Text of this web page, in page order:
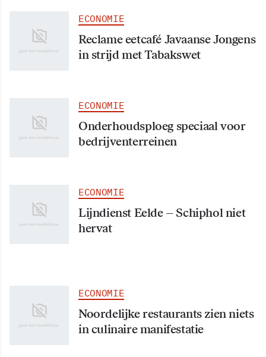
ECONOMIE
Reclame eetcafé Javaanse Jongens
in strijd met Tabakswet
ECONOMIE
Onderhoudsploeg speciaal voor
bedrijventerreinen
ECONOMIE
Lijndienst Eelde – Schiphol niet
hervat
ECONOMIE
Noordelijke restaurants zien niets
in culinaire manifestatie